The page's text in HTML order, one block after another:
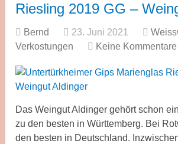
Riesling 2019 GG –
Bernd 23. Juni 2021
Verkostungen
Keine Kommentare
Das Weingut Aldinger gehört schon
zu den besten in Württemberg. Bei
den besten in Deutschland.